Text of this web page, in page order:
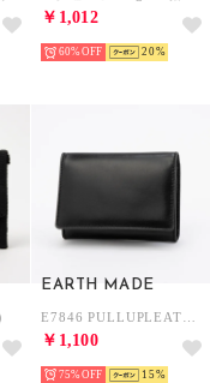
￥1,012
60% 20
EARTH MADE
￥1,100
75% 15